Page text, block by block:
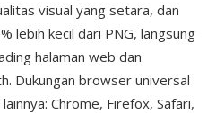
visual yang setara, dan
lebih kecil dari PNG, langsung
halaman web dan
Dukungan browser universal
Chrome, Firefox, Safari,